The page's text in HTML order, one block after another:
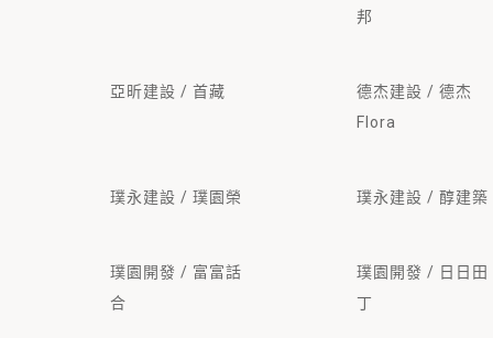
邦
亞昕建設 / 首藏
德杰建設 / 德杰
Flora
璞永建設 / 璞園榮 璞永建設 / 醇建築
璞園開發 / 富富話
合
璞園開發 / 日日田
丁